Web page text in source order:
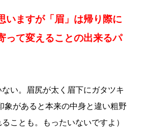
いますが「眉」は帰り際に
って変えることの出来るパ
い。眉尻が太く眉下にガタツキ
象があると本来の中身と違い粗野
ことも。もったいないですよ）